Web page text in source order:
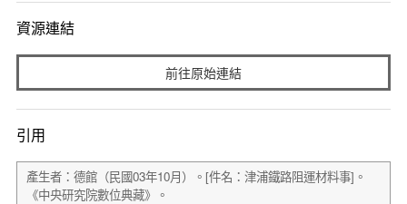
資源連結
前往原始連結
引用